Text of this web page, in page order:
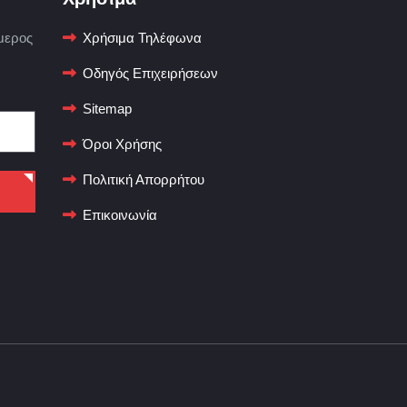
Χρήσιμα Τηλέφωνα
Οδηγός Επιχειρήσεων
Sitemap
Όροι Χρήσης
Πολιτική Απορρήτου
Επικοινωνία